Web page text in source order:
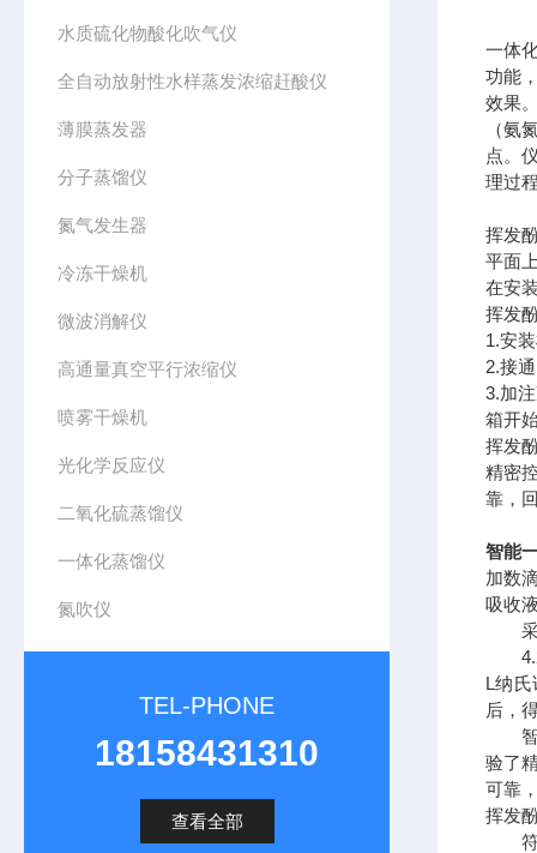
水质硫化物酸化吹气仪
全自动放射性水样蒸发浓缩赶酸仪
薄膜蒸发器
分子蒸馏仪
氮气发生器
冷冻干燥机
微波消解仪
高通量真空平行浓缩仪
喷雾干燥机
光化学反应仪
二氧化硫蒸馏仪
一体化蒸馏仪
氮吹仪
TEL-PHONE
18158431310
查看全部
一体
功能
效果
（氨
点。
理过
挥发
平面
在安
挥发
1.安
2.接
3.加
箱开
挥发
精密
靠，
智能
加数
吸收
采用
4.2
L纳
后，
智能
验了
可靠
挥发
符